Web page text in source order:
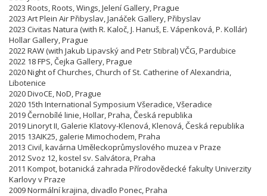
2023 Roots, Roots, Wings, Jelení Gallery, Prague
2023 Art Plein Air Přibyslav, Janáček Gallery, Přibyslav
2023 Civitas Natura (with R. Kaloč, J. Hanuš, E. Vápenková, P. Kollár)
Hollar Gallery, Prague
2022 RAW (with Jakub Lipavský and Petr Stibral) VČG, Pardubice
2022 18 FPS, Čejka Gallery, Prague
2020 Night of Churches, Church of St. Catherine of Alexandria,
Libotenice
2020 DivoCE, NoD, Prague
2020 15th International Symposium Všeradice, Všeradice
2019 Černobílé linie, Hollar, Praha, Česká republika
2019 Linoryt II, Galerie Klatovy-Klenová, Klenová, Česká republika
2015 13AIK25, galerie Mimochodem, Praha
2013 Civil, kavárna Uměleckoprůmyslového muzea v Praze
2012 Svoz 12, kostel sv. Salvátora, Praha
2011 Kompot, botanická zahrada Přírodovědecké fakulty Univerzity
Karlovy v Praze
2009 Normální krajina, divadlo Ponec, Praha